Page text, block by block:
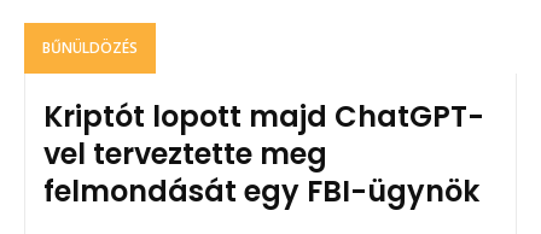
BŰNÜLDÖZÉS
Kriptót lopott majd ChatGPT-
vel terveztette meg
felmondását egy FBI-ügynök